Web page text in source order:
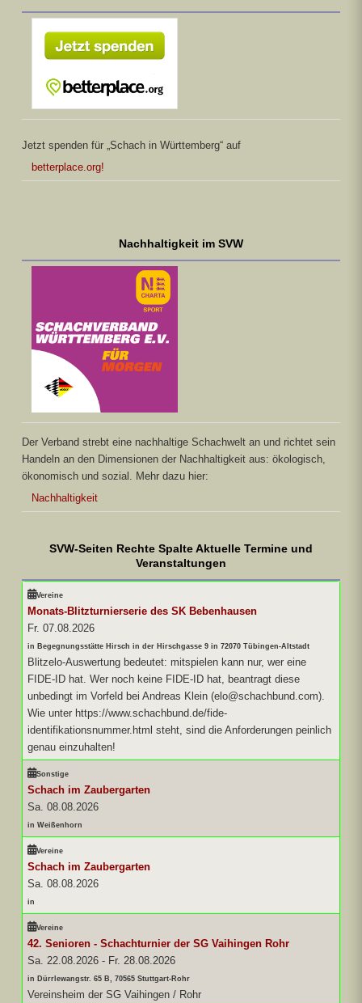
Jetzt spenden für „Schach in Württemberg“ auf
betterplace.org!
Nachhaltigkeit im SVW
Der Verband strebt eine nachhaltige Schachwelt an und richtet sein
Handeln an den Dimensionen der Nachhaltigkeit aus: ökologisch,
ökonomisch und sozial. Mehr dazu hier:
Nachhaltigkeit
SVW-Seiten Rechte Spalte Aktuelle Termine und
Veranstaltungen
Vereine
Monats-Blitzturnierserie des SK Bebenhausen
Fr. 07.08.2026
in Begegnungsstätte Hirsch in der Hirschgasse 9 in 72070 Tübingen-Altstadt
Blitzelo-Auswertung bedeutet: mitspielen kann nur, wer eine
FIDE-ID hat. Wer noch keine FIDE-ID hat, beantragt diese
unbedingt im Vorfeld bei Andreas Klein (elo@schachbund.com).
Wie unter https://www.schachbund.de/fide-
identifikationsnummer.html steht, sind die Anforderungen peinlich
genau einzuhalten!
Sonstige
Schach im Zaubergarten
Sa. 08.08.2026
in Weißenhorn
Vereine
Schach im Zaubergarten
Sa. 08.08.2026
in
Vereine
42. Senioren - Schachturnier der SG Vaihingen Rohr
Sa. 22.08.2026 - Fr. 28.08.2026
in Dürrlewangstr. 65 B, 70565 Stuttgart-Rohr
Vereinsheim der SG Vaihingen / Rohr